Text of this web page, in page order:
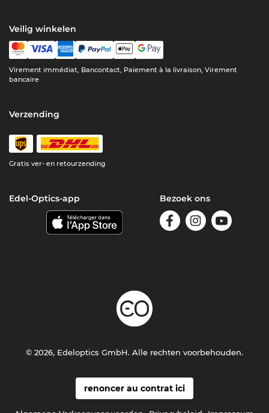
Veilig winkelen
Virement immédiat, Bancontact, Paiement à la livraison, Virement
bancaire
Verzending
Gratis ver- en retourzending
Edel-Optics-app Bezoek ons
renoncer au contrat ici
© 2026, Edeloptics GmbH. Alle rechten voorbehouden.